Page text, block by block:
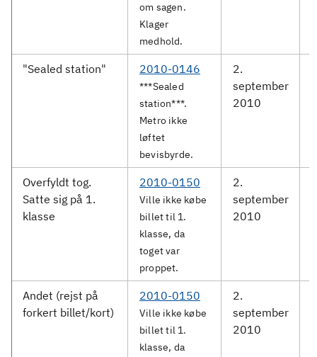
om sagen.
Klager
medhold.
"Sealed station" 2010-0146
***Sealed
station***.
Metro ikke
løftet
bevisbyrde.
2.
september
2010
Overfyldt tog.
Satte sig på 1.
klasse
2010-0150
Ville ikke købe
billet til 1.
klasse, da
toget var
proppet.
2.
september
2010
Andet (rejst på
forkert billet/kort)
2010-0150
Ville ikke købe
billet til 1.
klasse, da
2.
september
2010